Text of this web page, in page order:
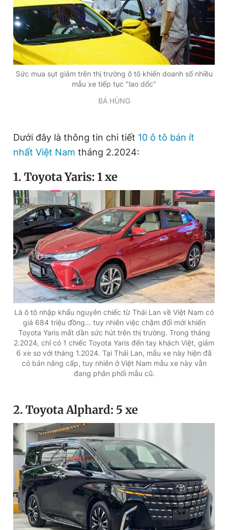
Hotline
0906 645 777
Liên hệ quảng cáo
0908 780 404
Đặt báo Quảng cáo RSS Tòa soạn Chính sách bảo
Tổng biên tập: Nguyễn Ngọc Toàn
Phó tổng biên tập thường trực: Hải Thành
Phó tổng biên tập: Lâm Hiếu Dũng
Giấy phép xuất bản số 110/GP - BTTTT cấp ngày 24.3.2020
© 2003-2026 Bản quyền thuộc về Báo Thanh Niên. Cấm sao
chép dưới mọi hình thức nếu không có sự chấp thuận bằng văn
Sức mua sụt giảm trên thị trường ô tô khiến doanh số nhiều
mẫu xe tiếp tục "lao dốc"
BÁ HÙNG
Dưới đây là thông tin chi tiết 10 ô tô bán ít
nhất Việt Nam tháng 2.2024:
1. Toyota Yaris: 1 xe
Là ô tô nhập khẩu nguyên chiếc từ Thái Lan về Việt Nam có
giá 684 triệu đồng… tuy nhiên việc chậm đổi mới khiến
Toyota Yaris mất dần sức hút trên thị trường. Trong tháng
2.2024, chỉ có 1 chiếc Toyota Yaris đến tay khách Việt, giảm
6 xe so với tháng 1.2024. Tại Thái Lan, mẫu xe này hiện đã
có bản nâng cấp, tuy nhiên ở Việt Nam mẫu xe này vẫn
đang phân phối mẫu cũ.
2. Toyota Alphard: 5 xe